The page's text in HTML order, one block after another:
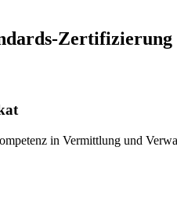
Zertifizierung
in Vermittlung und